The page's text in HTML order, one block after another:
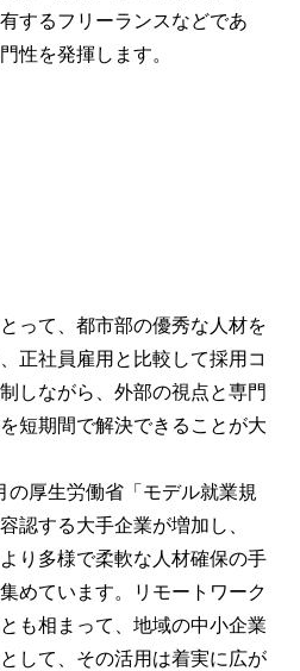
するフリーランスなどであ
性を発揮します。
って、都市部の優秀な人材を
正社員雇用と比較して採用コ
しながら、外部の視点と専門
短期間で解決できることが大
厚生労働省「モデル就業規
認する大手企業が増加し、
り多様で柔軟な人材確保の手
めています。リモートワーク
も相まって、地域の中小企業
して、その活用は着実に広が